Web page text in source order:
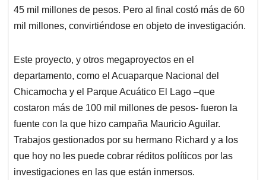
45 mil millones de pesos. Pero al final costó más de 60
mil millones, convirtiéndose en objeto de investigación.
Este proyecto, y otros megaproyectos en el
departamento, como el Acuaparque Nacional del
Chicamocha y el Parque Acuático El Lago –que
costaron más de 100 mil millones de pesos- fueron la
fuente con la que hizo campaña Mauricio Aguilar.
Trabajos gestionados por su hermano Richard y a los
que hoy no les puede cobrar réditos políticos por las
investigaciones en las que están inmersos.